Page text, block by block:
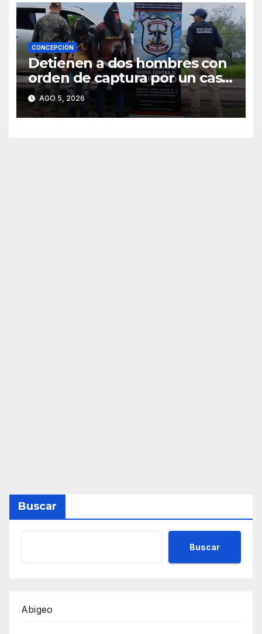
CONCEPCIÓN
Detienen a dos hombres con
orden de captura por un caso
de abigeato
AGO 5, 2026
Buscar
Buscar
Abigeo